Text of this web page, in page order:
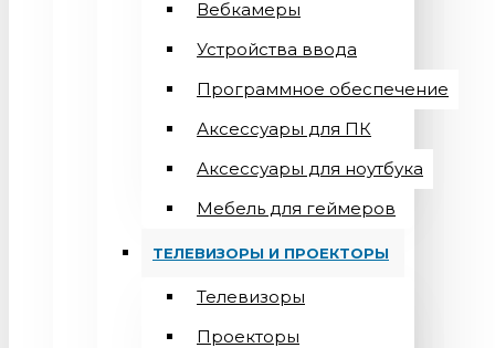
Вебкамеры
Устройства ввода
Программное обеспечение
Аксессуары для ПК
Аксессуары для ноутбука
Мебель для геймеров
ТЕЛЕВИЗОРЫ И ПРОЕКТОРЫ
Телевизоры
Проекторы